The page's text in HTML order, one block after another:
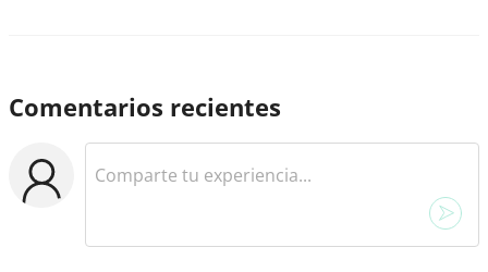
Comentarios recientes